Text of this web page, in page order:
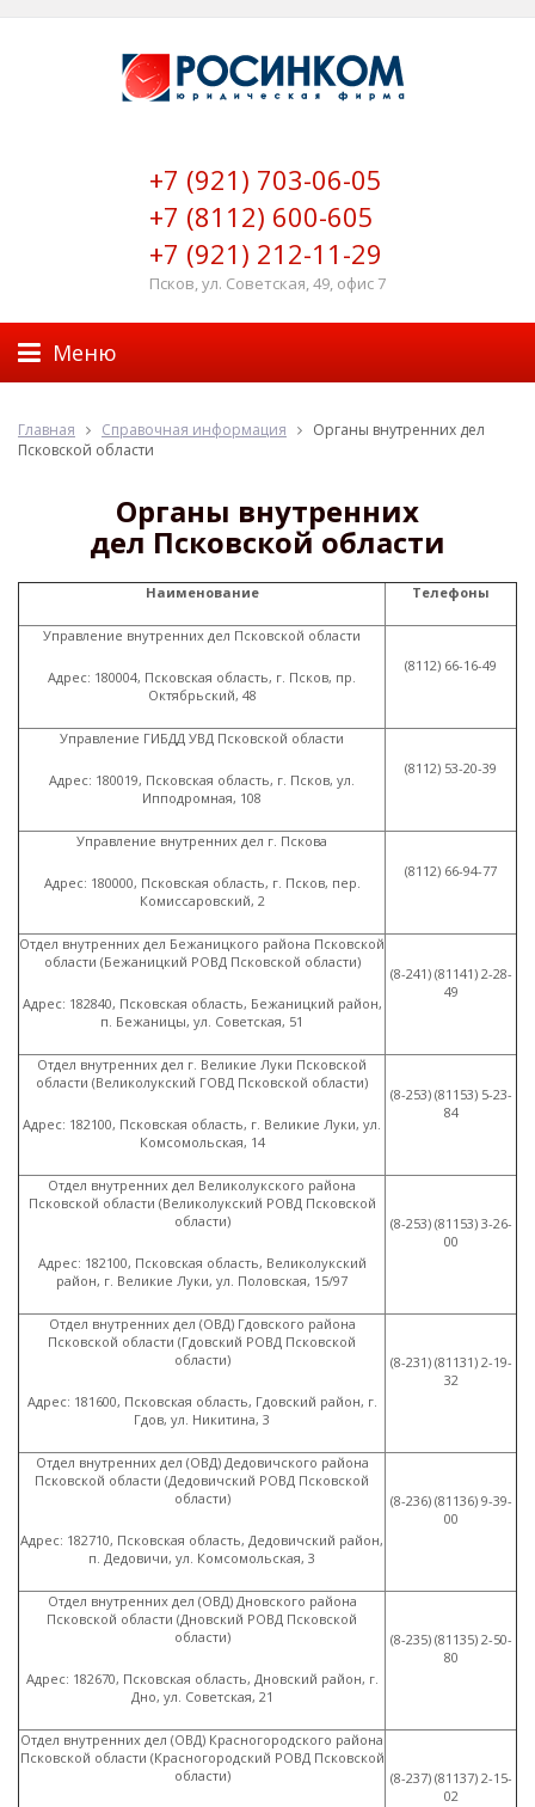
+7 (921) 703-06-05
+7 (8112) 600-605
+7 (921) 212-11-29
Псков, ул. Советская, 49, офис 7
Меню
Главная Справочная информация
Органы внутренних дел
Псковской области
Органы внутренних
дел Псковской области
Наименование Телефоны
Управление внутренних дел Псковской области
Адрес: 180004, Псковская область, г. Псков, пр.
Октябрьский, 48
(8112) 66-16-49
Управление ГИБДД УВД Псковской области
Адрес: 180019, Псковская область, г. Псков, ул.
Ипподромная, 108
(8112) 53-20-39
Управление внутренних дел г. Пскова
Адрес: 180000, Псковская область, г. Псков, пер.
Комиссаровский, 2
(8112) 66-94-77
Отдел внутренних дел Бежаницкого района Псковской
области (Бежаницкий РОВД Псковской области)
Адрес: 182840, Псковская область, Бежаницкий район,
п. Бежаницы, ул. Советская, 51
(8-241) (81141) 2-28-
49
Отдел внутренних дел г. Великие Луки Псковской
области (Великолукский ГОВД Псковской области)
Адрес: 182100, Псковская область, г. Великие Луки, ул.
Комсомольская, 14
(8-253) (81153) 5-23-
84
Отдел внутренних дел Великолукского района
Псковской области (Великолукский РОВД Псковской
области)
Адрес: 182100, Псковская область, Великолукский
район, г. Великие Луки, ул. Половская, 15/97
(8-253) (81153) 3-26-
00
Отдел внутренних дел (ОВД) Гдовского района
Псковской области (Гдовский РОВД Псковской
области)
Адрес: 181600, Псковская область, Гдовский район, г.
Гдов, ул. Никитина, 3
(8-231) (81131) 2-19-
32
Отдел внутренних дел (ОВД) Дедовичского района
Псковской области (Дедовичский РОВД Псковской
области)
Адрес: 182710, Псковская область, Дедовичский район,
п. Дедовичи, ул. Комсомольская, 3
(8-236) (81136) 9-39-
00
Отдел внутренних дел (ОВД) Дновского района
Псковской области (Дновский РОВД Псковской
области)
Адрес: 182670, Псковская область, Дновский район, г.
Дно, ул. Советская, 21
(8-235) (81135) 2-50-
80
Отдел внутренних дел (ОВД) Красногородского района
Псковской области (Красногородский РОВД Псковской
области)
(8-237) (81137) 2-15-
02